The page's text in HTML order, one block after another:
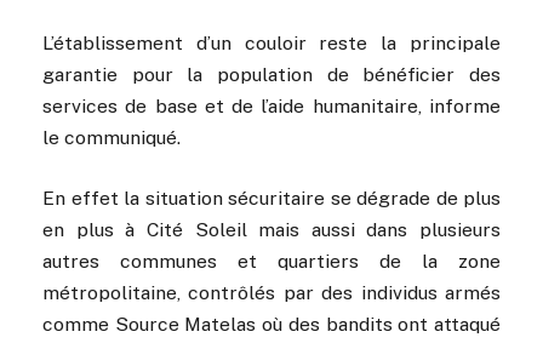
L’établissement d’un couloir reste la principale
garantie pour la population de bénéficier des
services de base et de l’aide humanitaire, informe
le communiqué.
En effet la situation sécuritaire se dégrade de plus
en plus à Cité Soleil mais aussi dans plusieurs
autres communes et quartiers de la zone
métropolitaine, contrôlés par des individus armés
comme Source Matelas où des bandits ont attaqué